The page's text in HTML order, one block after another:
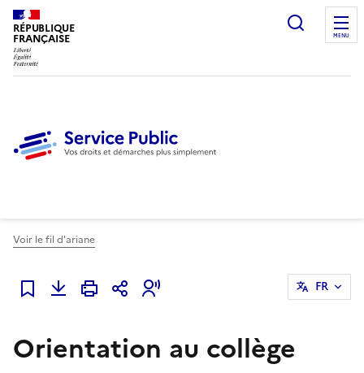
RÉPUBLIQUE
FRANÇAISE
Ouvrir
MENU
Voir le fil d'ariane
Ajouter à mes favoris
FR
Orientation au collège